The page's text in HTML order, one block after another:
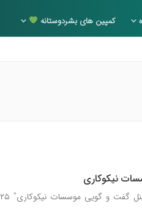
کمپین های بشردوستانه
نیکوکاری
اولین جلسه از رویداد ” سلسله هم اندیشی و پنل گفت و گویی موسسات نیکوکاری” ۲۵